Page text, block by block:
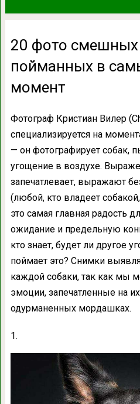
20 фото смешных
пойманных в
момент
Фотограф Кристиан Вилер
специализируется на
— он фотографирует собак,
угощение в воздухе.
запечатлевает, выражают
(любой, кто владеет
это самая главная радость
ожидание и предельную
кто знает, будет ли другое
поймает это? Снимки
каждой собаки, так как мы
эмоции, запечатленные на
одурманенных мордашках.
1.